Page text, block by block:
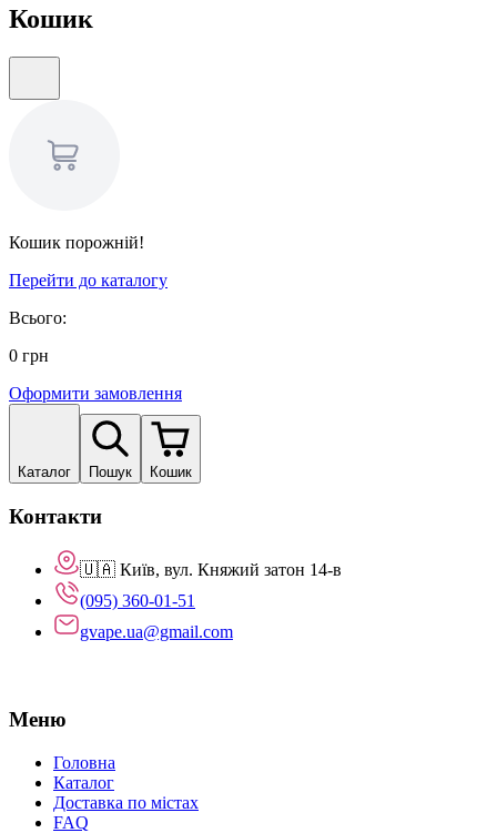
Кошик
Кошик порожній!
Перейти до каталогу
Всього:
0 грн
Оформити замовлення
Каталог Пошук Кошик
Контакти
🇺🇦 Київ, вул. Княжий затон 14-в
(095) 360-01-51
gvape.ua@gmail.com
Меню
Головна
Каталог
Доставка по містах
FAQ